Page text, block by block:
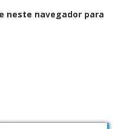
neste navegador para